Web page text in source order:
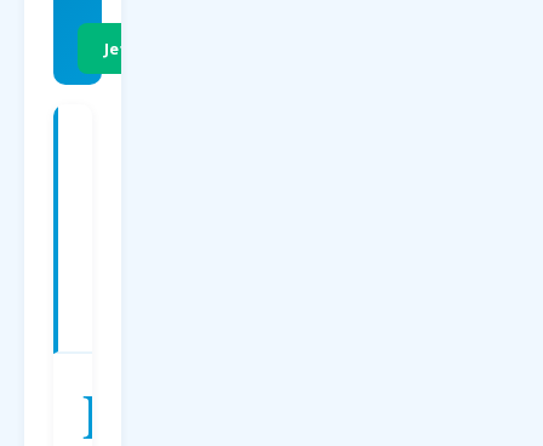
Jetzt Preise vergleichen
D